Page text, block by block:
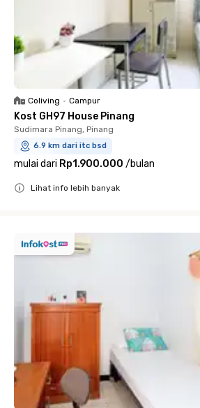
Coliving • Campur
Kost GH97 House Pinang
Sudimara Pinang, Pinang
6.9 km dari itc bsd
mulai dari Rp1.900.000 /bulan
Lihat info lebih banyak